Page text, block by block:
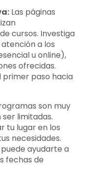
Las páginas
cursos. Investiga
a los
u online),
ofrecidas.
primer paso hacia
son muy
limitadas.
tu lugar en los
necesidades.
ayudarte a
fechas de